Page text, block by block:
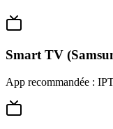
Smart TV
App recommandée :